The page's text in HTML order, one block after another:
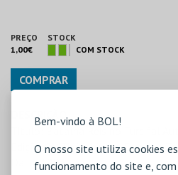
Bem-vindo à BOL!
O nosso site utiliza cookies
funcionamento do site e,
PREÇO
1,00€
STOCK
COM STOCK
COMPRAR
DESCRIÇÃO
Edição:CMTV/Gabinete Estudos
Data: 1993